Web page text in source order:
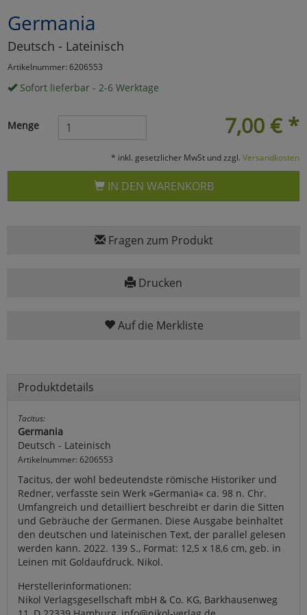
Germania
Deutsch - Lateinisch
Artikelnummer: 6206553
Sofort lieferbar - 2-6 Werktage
7,00 € *
Menge
* inkl. gesetzlicher MwSt und zzgl. Versandkosten
IN DEN WARENKORB
Fragen zum Produkt
Drucken
Auf die Merkliste
Produktdetails
Tacitus:
Germania
Deutsch - Lateinisch
Artikelnummer: 6206553
Tacitus, der wohl bedeutendste römische Historiker und
Redner, verfasste sein Werk »Germania« ca. 98 n. Chr.
Umfangreich und detailliert beschreibt er darin die Sitten
und Gebräuche der Germanen. Diese Ausgabe beinhaltet
den deutschen und lateinischen Text, der parallel gelesen
werden kann. 2022. 139 S., Format: 12,5 x 18,6 cm, geb. in
Leinen mit Goldaufdruck. Nikol.
Herstellerinformationen:
Nikol Verlagsgesellschaft mbH & Co. KG, Barkhausenweg
Marketing
Umfragetools
Cookies
Alle Akzeptieren
Cookies
zurückzu Haupptseite